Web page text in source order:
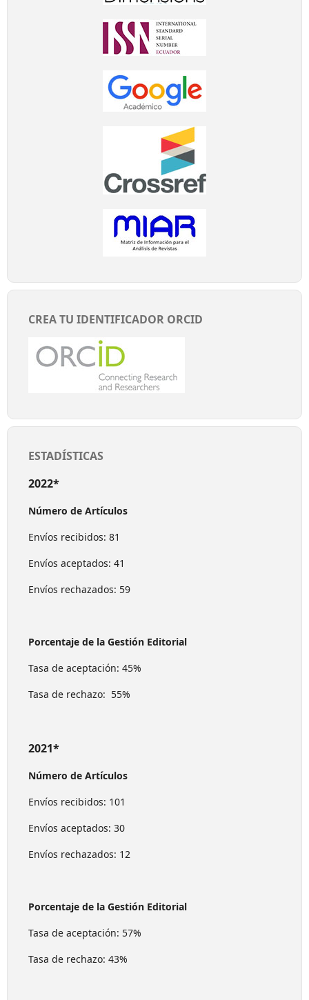
CREA TU IDENTIFICADOR ORCID
ESTADÍSTICAS
2022*
Número de Artículos
Envíos recibidos: 81
Envíos aceptados: 41
Envíos rechazados: 59
Porcentaje de la Gestión Editorial
Tasa de aceptación: 45%
Tasa de rechazo: 55%
2021*
Número de Artículos
Envíos recibidos: 101
Envíos aceptados: 30
Envíos rechazados: 12
Porcentaje de la Gestión Editorial
Tasa de aceptación: 57%
Tasa de rechazo: 43%